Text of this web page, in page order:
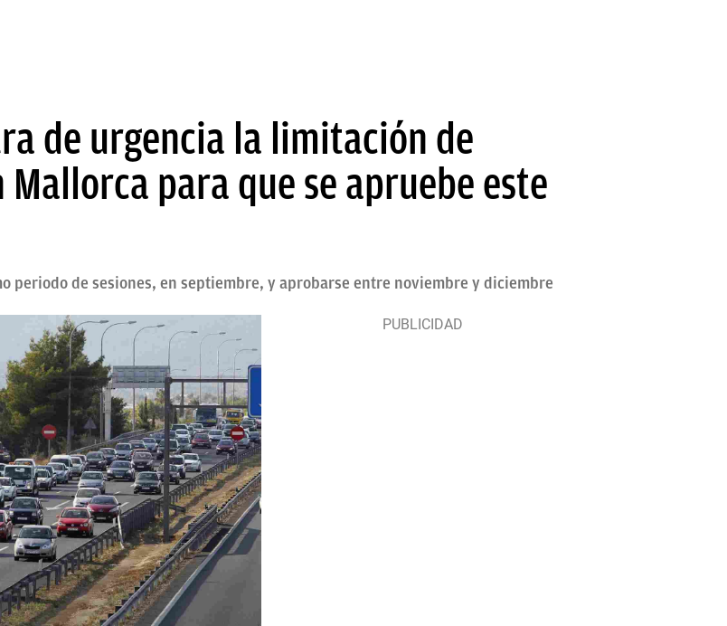
de urgencia la limitación de
para que se apruebe este
periodo de sesiones, en septiembre, y aprobarse entre noviembre y diciembre